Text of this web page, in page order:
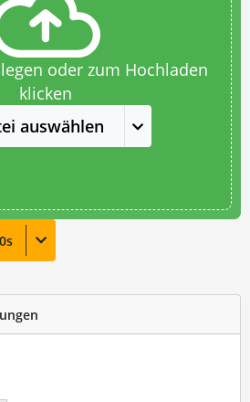
oder zum Hochladen
klicken
auswählen
s